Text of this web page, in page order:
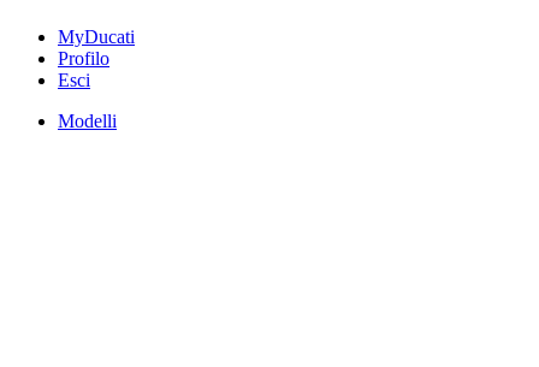
MyDucati
Profilo
Esci
Modelli